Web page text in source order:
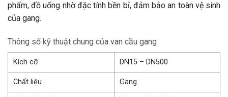
phẩm, đồ uống nhờ đặc tính bền bỉ, đảm bảo an toàn vệ sinh
của gang.
Thông số kỹ thuật chung của van cầu gang
Kích cỡ DN15 – DN500
Chất liệu Gang